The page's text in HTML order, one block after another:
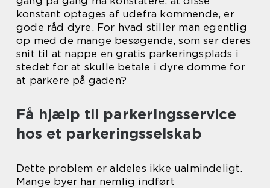
konstant optages af udefra kommende, er
gode råd dyre. For hvad stiller man egentlig
op med de mange besøgende, som ser deres
snit til at nappe en gratis parkeringsplads i
stedet for at skulle betale i dyre domme for
at parkere på gaden?
Få hjælp til parkeringsservice
hos et parkeringsselskab
Dette problem er aldeles ikke ualmindeligt.
Mange byer har nemlig indført